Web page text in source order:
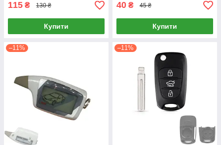
115 ₴ 130 ₴
Купити
40 ₴ 45 ₴
Купити
–11% –11%